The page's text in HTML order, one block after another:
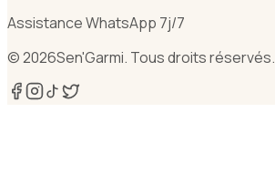
Assistance WhatsApp 7j/7
©2026Sen'Garmi. Tous droits réservés.